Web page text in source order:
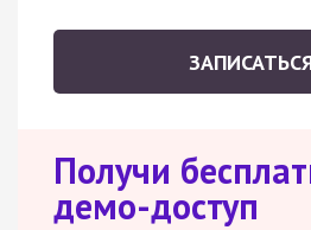
Получи
демо-доступ